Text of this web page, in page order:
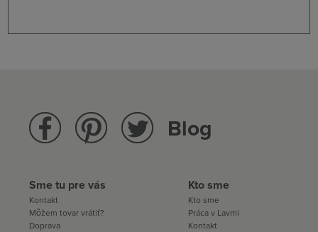
Blog
Sme tu pre vás
Kontakt
Môžem tovar vrátiť?
Doprava
Kto sme
Kto sme
Práca v Lavmi
Kontakt